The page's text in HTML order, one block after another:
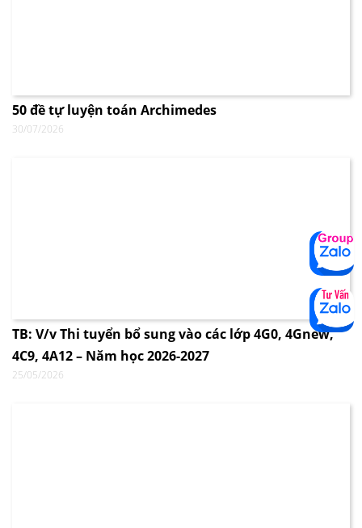
50 đề tự luyện toán Archimedes
30/07/2026
TB: V/v Thi tuyển bổ sung vào các lớp 4G0, 4Gnew,
4C9, 4A12 – Năm học 2026-2027
25/05/2026